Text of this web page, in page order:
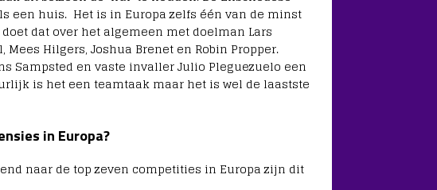
een huis. Het is in Europa zelfs één van de minst
dat over het algemeen met doelman Lars
Hilgers, Joshua Brenet en Robin Propper.
Sampsted en vaste invaller Julio Pleguezuelo een
is het een teamtaak maar het is wel de laastste
in Europa?
naar de top zeven competities in Europa zijn dit